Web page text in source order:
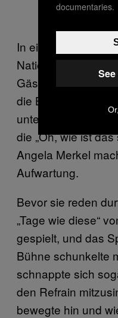
In einer Pause
Nationalhymne
Gästen eher
die Band dann die
unterbrach. Und
die „Oh, wie ist
Angela Merkel
Aufwartung.
Bevor sie reden
„Tage wie diese“
gespielt, und das
Bühne schunkelte
schnappte sich
den Refrain
bewegte hin und
documentaries.